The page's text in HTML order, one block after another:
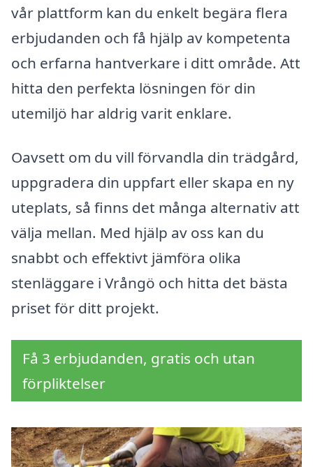
vår plattform kan du enkelt begära flera
erbjudanden och få hjälp av kompetenta
och erfarna hantverkare i ditt område. Att
hitta den perfekta lösningen för din
utemiljö har aldrig varit enklare.
Oavsett om du vill förvandla din trädgård,
uppgradera din uppfart eller skapa en ny
uteplats, så finns det många alternativ att
välja mellan. Med hjälp av oss kan du
snabbt och effektivt jämföra olika
stenläggare i Vrångö och hitta det bästa
priset för ditt projekt.
Få 3 erbjudanden, gratis och utan
förpliktelser